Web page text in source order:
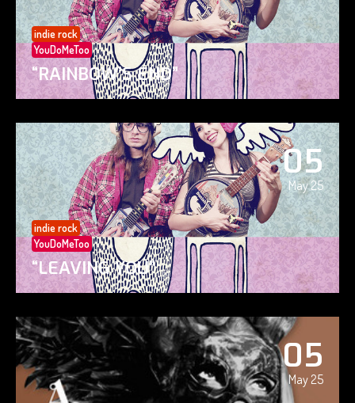
indie rock
YouDoMeToo
“RAINBOW’S END”
05
May 25
indie rock
YouDoMeToo
“LEAVING YOU”
05
May 25